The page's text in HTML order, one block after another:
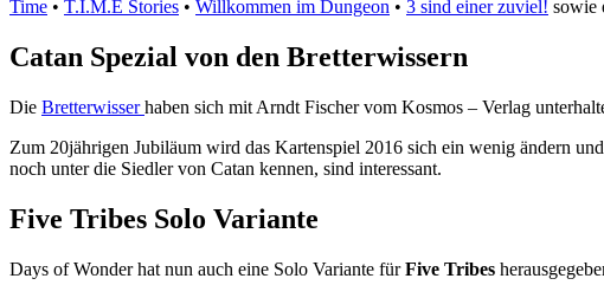
Time • T.I.M.E Stories • Willkommen im Dungeon • 3 sind einer zuviel! sowie
Catan Spezial von den Bretterwissern
Die Bretterwisserhaben sich mit Arndt Fischer vom Kosmos – Verlag
Zum 20jährigen Jubiläum wird das Kartenspiel 2016 sich ein wenig ändern
noch unter die Siedler von Catan kennen, sind interessant.
Five Tribes Solo Variante
Days of Wonder hat nun auch eine Solo Variante fürFive Tribes